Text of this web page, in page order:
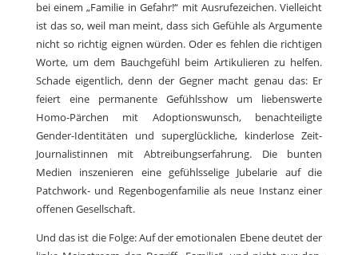
bei einem „Familie in Gefahr!“ mit Ausrufezeichen. Vielleicht
ist das so, weil man meint, dass sich Gefühle als Argumente
nicht so richtig eignen würden. Oder es fehlen die richtigen
Worte, um dem Bauchgefühl beim Artikulieren zu helfen.
Schade eigentlich, denn der Gegner macht genau das: Er
feiert eine permanente Gefühlsshow um liebenswerte
Homo-Pärchen mit Adoptionswunsch, benachteiligte
Gender-Identitäten und superglückliche, kinderlose Zeit-
Journalistinnen mit Abtreibungserfahrung. Die bunten
Medien inszenieren eine gefühlsselige Jubelarie auf die
Patchwork- und Regenbogenfamilie als neue Instanz einer
offenen Gesellschaft.
Und das ist die Folge: Auf der emotionalen Ebene deutet der